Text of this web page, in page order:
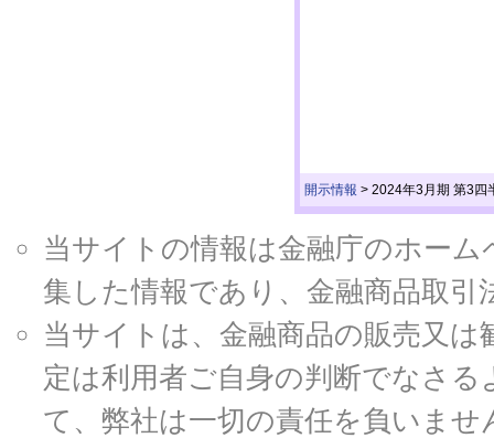
開示情報 > 2024年3月期 第3四
当サイトの情報は金融庁のホー
集した情報であり、金融商品取
当サイトは、金融商品の販売又
定は利用者ご自身の判断でなさ
て、弊社は一切の責任を負いませ